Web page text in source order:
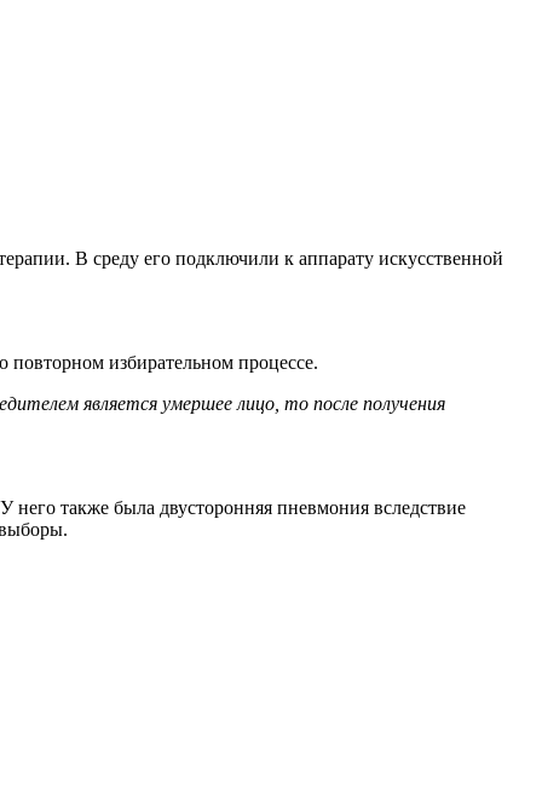
В среду его подключили к аппарату искусственной
повторном избирательном процессе.
является умершее лицо, то после получения
него также была двусторонняя пневмония вследствие